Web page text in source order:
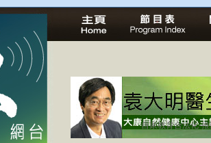
自家教育合法化-